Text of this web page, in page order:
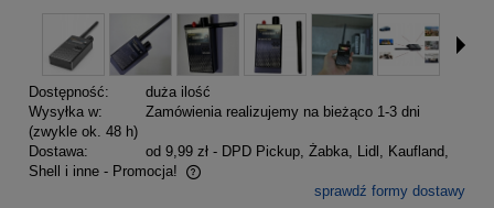
Dostępność:
duża ilość
Wysyłka w:
Zamówienia realizujemy na bieżąco 1-3 dni
(zwykle ok. 48 h)
Dostawa:
od 9,99 zł - DPD Pickup, Żabka, Lidl, Kaufland,
Shell i inne - Promocja!
Cena nie zawiera ewentualnych kosztów płatnościsprawdź formy dostawy